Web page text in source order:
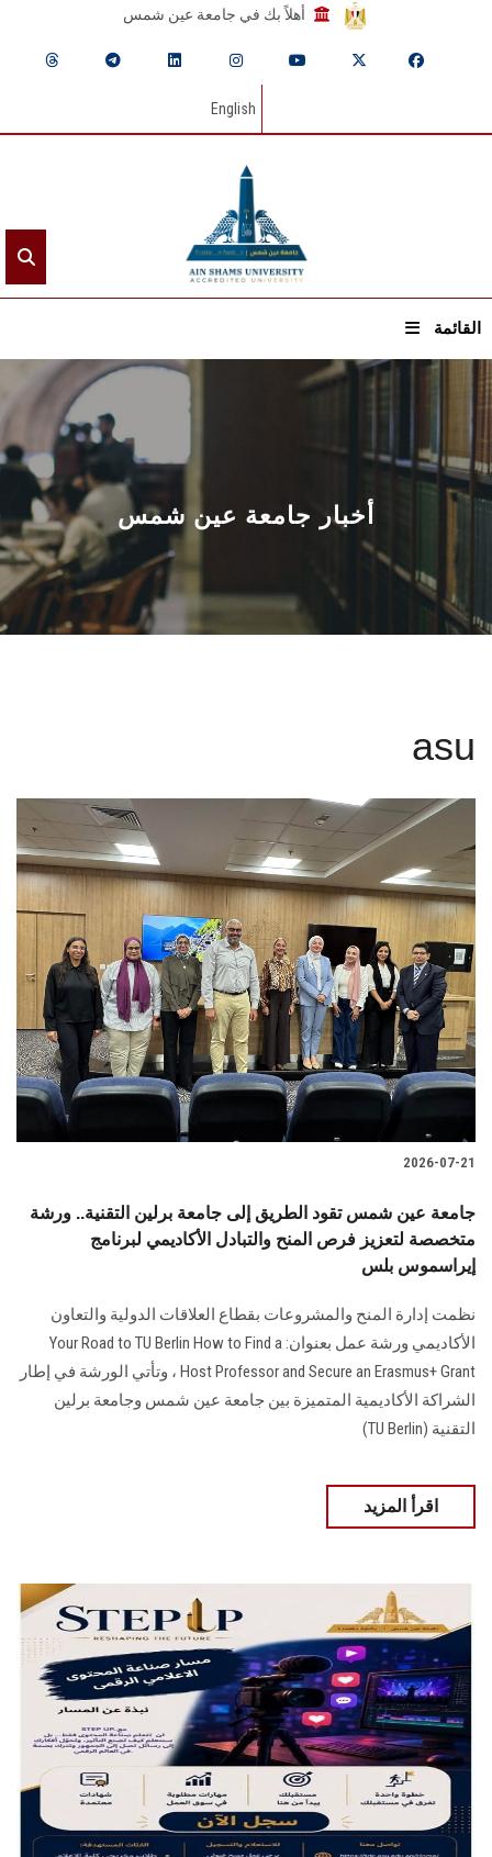
أهلاً بك في جامعة عين شمس
English
القائمة
الرئيسيـة
عن الجامعة
القطاعـات
الشئون الأكاديمية
البحث العلمي
الأنظمة الذكية
الإعلام
تواصل معنا
الطلاب
هيئة التدريس
الدراسات العليا
سجل الان
أخبار جامعة عين شمس
asu
2026-07-21
جامعة عين شمس تقود الطريق إلى جامعة برلين التقنية.. ورشة
متخصصة لتعزيز فرص المنح والتبادل الأكاديمي لبرنامج
إيراسموس بلس
نظمت إدارة المنح والمشروعات بقطاع العلاقات الدولية والتعاون
الأكاديمي ورشة عمل بعنوان: Your Road to TU Berlin How to Find a
Host Professor and Secure an Erasmus+ Grant ، وتأتي الورشة في إطار
الشراكة الأكاديمية المتميزة بين جامعة عين شمس وجامعة برلين
التقنية (TU Berlin)
اقرأ المزيد